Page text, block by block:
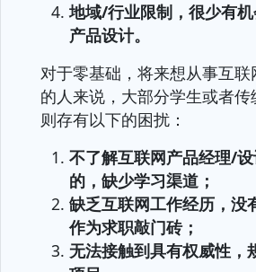
地域/行业限制，很少有
产品设计。
对于零基础，将来想从事互
的人来说，大部分学生或者
则存有以下的困扰：
不了解互联网产品经理/
的，缺少学习渠道；
缺乏互联网工作经历，没
作为求职敲门砖；
无法接触到具有权威性，